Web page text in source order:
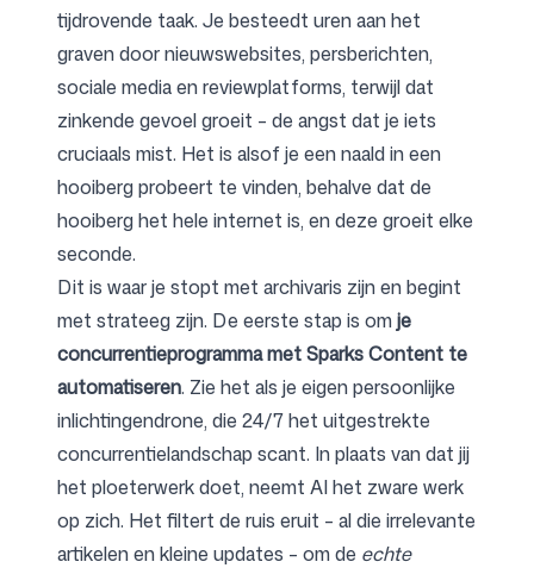
tijdrovende taak. Je besteedt uren aan het
graven door nieuwswebsites, persberichten,
sociale media en reviewplatforms, terwijl dat
zinkende gevoel groeit – de angst dat je iets
cruciaals mist. Het is alsof je een naald in een
hooiberg probeert te vinden, behalve dat de
hooiberg het hele internet is, en deze groeit elke
seconde.
Dit is waar je stopt met archivaris zijn en begint
met strateeg zijn. De eerste stap is omje
concurrentieprogramma met Sparks Content te
automatiseren. Zie het als je eigen persoonlijke
inlichtingendrone, die 24/7 het uitgestrekte
concurrentielandschap scant. In plaats van dat jij
het ploeterwerk doet, neemt AI het zware werk
op zich. Het filtert de ruis eruit – al die irrelevante
artikelen en kleine updates – om de echte